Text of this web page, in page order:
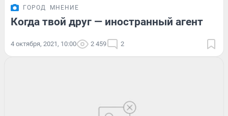
ГОРОД МНЕНИЕ
Когда твой друг — иностранный агент
4 октября, 2021, 10:00 2 459 2